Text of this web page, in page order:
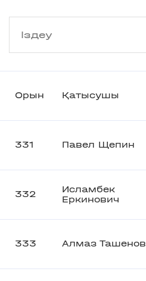
Орын Қатысушы
331 Павел Щепин
332
Исламбек
Еркинович
333 Алмаз Ташенов